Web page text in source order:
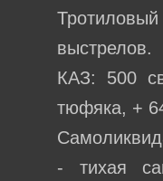
выстрелов.
КАЗ: 500
тюфяка, +
- тихая